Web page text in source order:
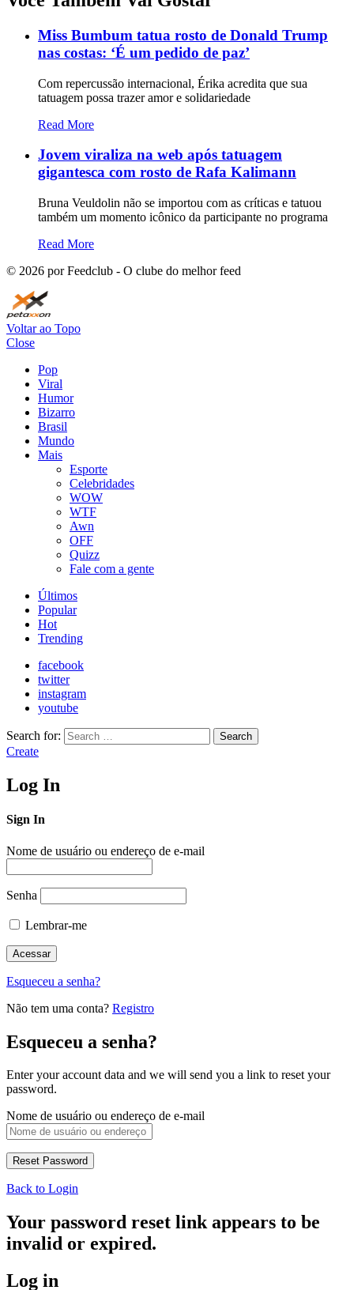
Miss Bumbum tatua rosto de Donald Trump
nas costas: ‘É um pedido de paz’
Com repercussão internacional, Érika acredita que sua
tatuagem possa trazer amor e solidariedade
Read More
Jovem viraliza na web após tatuagem
gigantesca com rosto de Rafa Kalimann
Bruna Veuldolin não se importou com as críticas e tatuou
também um momento icônico da participante no programa
Read More
© 2026 por Feedclub - O clube do melhor feed
Voltar ao Topo
Close
Pop
Viral
Humor
Bizarro
Brasil
Mundo
Mais
Esporte
Celebridades
WOW
WTF
Awn
OFF
Quizz
Fale com a gente
Últimos
Popular
Hot
Trending
facebook
twitter
instagram
youtube
Search for: Search
Create
Log In
Sign In
Nome de usuário ou endereço de e-mail
Senha
Lembrar-me
Esqueceu a senha?
Não tem uma conta? Registro
Esqueceu a senha?
Enter your account data and we will send you a link to reset your
password.
Nome de usuário ou endereço de e-mail
Back to Login
Your password reset link appears to be
invalid or expired.
Log in